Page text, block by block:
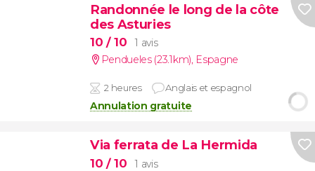
Randonnée le long de la côte
des Asturies
10 / 10
1 avis
Pendueles (23.1km), Espagne
2 heures Anglais et espagnol
Annulation gratuite
Via ferrata de La Hermida
10 / 10
1 avis